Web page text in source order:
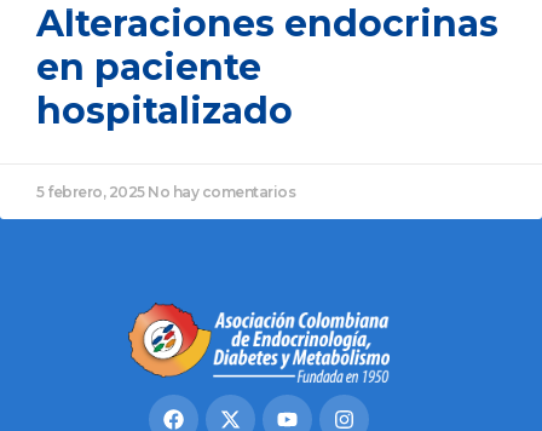
Alteraciones endocrinas
en paciente
hospitalizado
5 febrero, 2025 No hay comentarios